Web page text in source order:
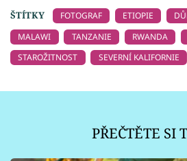
ŠTÍTKY
FOTOGRAF ETIOPIE
MALAWI
TANZANIE RWANDA
STAROŽITNOST
SEVERNÍ KALIFORNIE
PŘEČTĚTE SI